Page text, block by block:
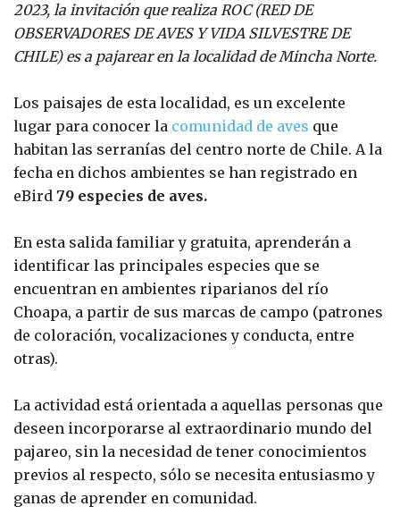
2023, la invitación que realiza ROC (RED DE
OBSERVADORES DE AVES Y VIDA SILVESTRE DE
CHILE) es a pajarear en la localidad de Mincha Norte.
Los paisajes de esta localidad, es un excelente
lugar para conocer la comunidad de aves que
habitan las serranías del centro norte de Chile. A la
fecha en dichos ambientes se han registrado en
eBird 79 especies de aves.
En esta salida familiar y gratuita, aprenderán a
identificar las principales especies que se
encuentran en ambientes riparianos del río
Choapa, a partir de sus marcas de campo (patrones
de coloración, vocalizaciones y conducta, entre
otras).
La actividad está orientada a aquellas personas que
deseen incorporarse al extraordinario mundo del
pajareo, sin la necesidad de tener conocimientos
previos al respecto, sólo se necesita entusiasmo y
ganas de aprender en comunidad.